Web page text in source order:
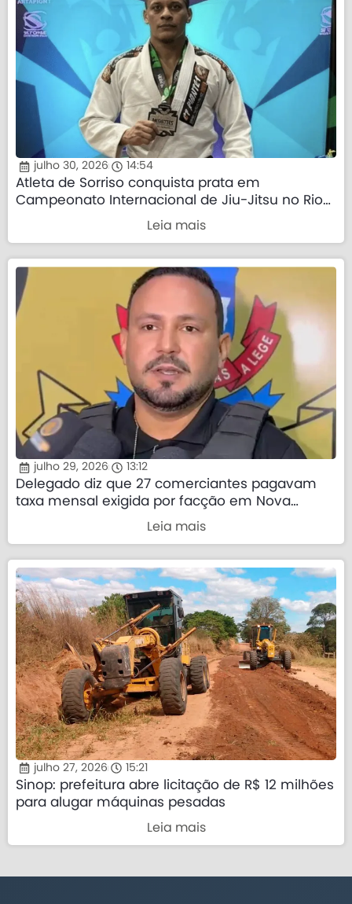
julho 30, 2026 14:54
Atleta de Sorriso conquista prata em
Campeonato Internacional de Jiu-Jitsu no Rio
Leia mais
julho 29, 2026 13:12
Delegado diz que 27 comerciantes pagavam
taxa mensal exigida por facção em Nova
Leia mais
julho 27, 2026 15:21
Sinop: prefeitura abre licitação de R$ 12 milhões
para alugar máquinas pesadas
Leia mais